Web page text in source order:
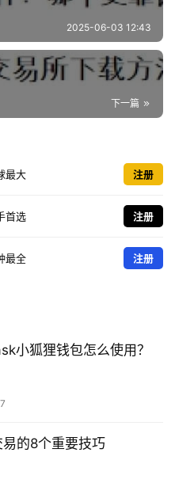
2025-06-03 12:43
下一篇
最大 注册
首选 注册
最全 注册
小狐狸钱包怎么使用？
易的8个重要技巧